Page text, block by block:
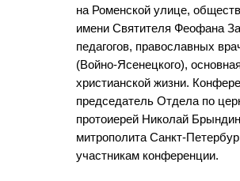
на Роменской улице,
имени Святителя Феофана
педагогов, православных
(Войно-Ясенецкого),
христианской жизни.
председатель Отдела по
протоиерей Николай
митрополита Санкт-
участникам конференции.